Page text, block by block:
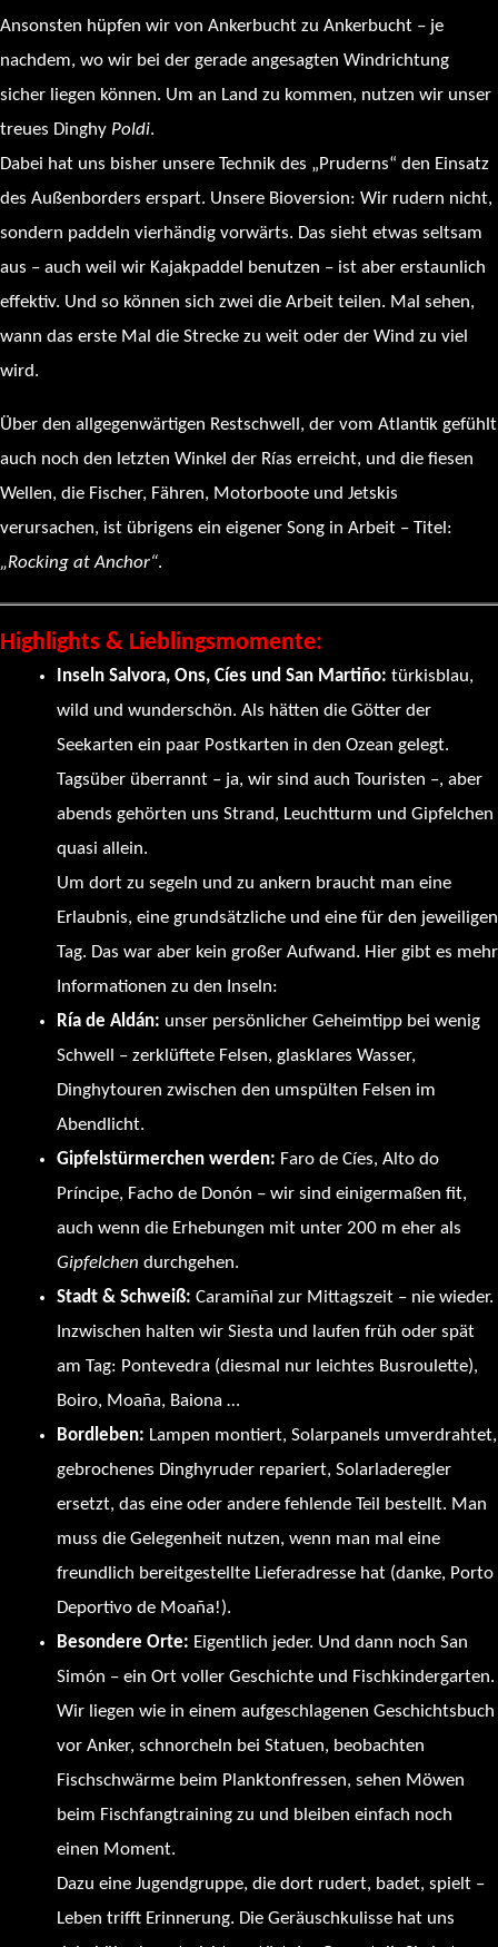
Ansonsten hüpfen wir von Ankerbucht zu Ankerbucht – je
nachdem, wo wir bei der gerade angesagten Windrichtung
sicher liegen können. Um an Land zu kommen, nutzen wir unser
treues Dinghy Poldi.
Dabei hat uns bisher unsere Technik des „Pruderns“ den Einsatz
des Außenborders erspart. Unsere Bioversion: Wir rudern nicht,
sondern paddeln vierhändig vorwärts. Das sieht etwas seltsam
aus – auch weil wir Kajakpaddel benutzen – ist aber erstaunlich
effektiv. Und so können sich zwei die Arbeit teilen. Mal sehen,
wann das erste Mal die Strecke zu weit oder der Wind zu viel
wird.
Über den allgegenwärtigen Restschwell, der vom Atlantik gefühlt
auch noch den letzten Winkel der Rías erreicht, und die fiesen
Wellen, die Fischer, Fähren, Motorboote und Jetskis
verursachen, ist übrigens ein eigener Song in Arbeit – Titel:
„Rocking at Anchor“.
Highlights & Lieblingsmomente:
Inseln Salvora, Ons, Cíes und San Martiño: türkisblau,
wild und wunderschön. Als hätten die Götter der
Seekarten ein paar Postkarten in den Ozean gelegt.
Tagsüber überrannt – ja, wir sind auch Touristen –, aber
abends gehörten uns Strand, Leuchtturm und Gipfelchen
quasi allein.
Um dort zu segeln und zu ankern braucht man eine
Erlaubnis, eine grundsätzliche und eine für den jeweiligen
Tag. Das war aber kein großer Aufwand. Hier gibt es mehr
Informationen zu den Inseln:
Ría de Aldán: unser persönlicher Geheimtipp bei wenig
Schwell – zerklüftete Felsen, glasklares Wasser,
Dinghytouren zwischen den umspülten Felsen im
Abendlicht.
Gipfelstürmerchen werden: Faro de Cíes, Alto do
Príncipe, Facho de Donón – wir sind einigermaßen fit,
auch wenn die Erhebungen mit unter 200 m eher als
Gipfelchen durchgehen.
Stadt & Schweiß: Caramiñal zur Mittagszeit – nie wieder.
Inzwischen halten wir Siesta und laufen früh oder spät
am Tag: Pontevedra (diesmal nur leichtes Busroulette),
Boiro, Moaña, Baiona …
Bordleben: Lampen montiert, Solarpanels umverdrahtet,
gebrochenes Dinghyruder repariert, Solarladeregler
ersetzt, das eine oder andere fehlende Teil bestellt. Man
muss die Gelegenheit nutzen, wenn man mal eine
freundlich bereitgestellte Lieferadresse hat (danke, Porto
Deportivo de Moaña!).
Besondere Orte: Eigentlich jeder. Und dann noch San
Simón – ein Ort voller Geschichte und Fischkindergarten.
Wir liegen wie in einem aufgeschlagenen Geschichtsbuch
vor Anker, schnorcheln bei Statuen, beobachten
Fischschwärme beim Planktonfressen, sehen Möwen
beim Fischfangtraining zu und bleiben einfach noch
einen Moment.
Dazu eine Jugendgruppe, die dort rudert, badet, spielt –
Leben trifft Erinnerung. Die Geräuschkulisse hat uns